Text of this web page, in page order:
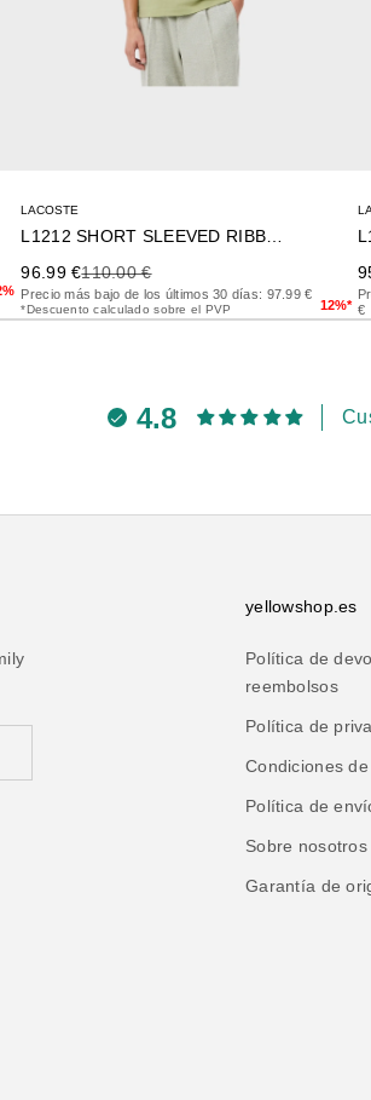
LACOSTE
Precio de oferta
96.99 €Precio anterior
110.00 €
Precio más bajo de los últimos 30 días: 97.99 €
*Descuento calculado sobre el PVP 12%* €
4.8
yellowshop.es
Política de
reembolsos
Política de
Condiciones
Política de
Sobre nosotros
Garantía de